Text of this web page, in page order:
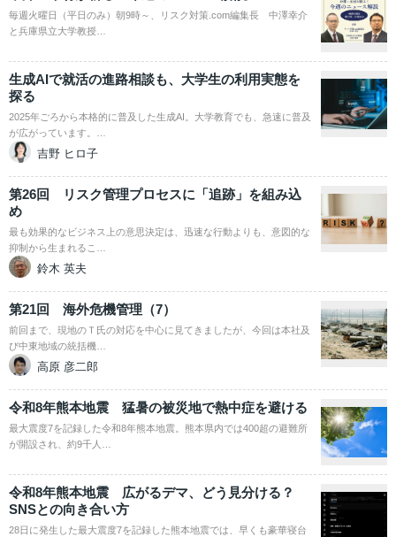
毎週火曜日（平日のみ）朝9時～、リスク対策.com編集長 中澤幸介
と兵庫県立大学教授…
生成AIで就活の進路相談も、大学生の利用実態を
探る
2025年ごろから本格的に普及した生成AI。大学教育でも、急速に普及
が広がっています。…
吉野 ヒロ子
第26回 リスク管理プロセスに「追跡」を組み込
め
最も効果的なビジネス上の意思決定は、迅速な行動よりも、意図的な
抑制から生まれるこ…
鈴木 英夫
第21回 海外危機管理（7）
前回まで、現地のＴ氏の対応を中心に見てきましたが、今回は本社及
び中東地域の統括機…
高原 彦二郎
令和8年熊本地震 猛暑の被災地で熱中症を避ける
最大震度7を記録した令和8年熊本地震。熊本県内では400超の避難所
が開設され、約9千人…
令和8年熊本地震 広がるデマ、どう見分ける？
SNSとの向き合い方
28日に発生した最大震度7を記録した熊本地震では、早くも豪華寝台